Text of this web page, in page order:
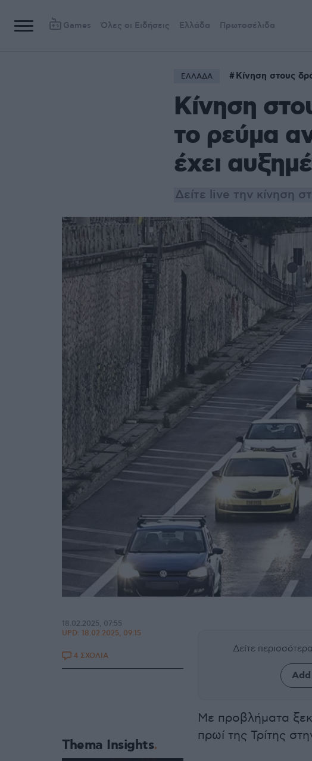
Games Όλες οι Ειδήσεις Ελλάδα Πρωτοσέλιδα
ΕΛΛΑΔΑ Κίνηση στους
Κίνηση
το ρεύμα
έχει
Δείτε live την κίνηση
Δείτε
Με προβλήματα
πρωί της Τρίτης
18.02.2025, 07:55
UPD: 18.02.2025, 09:15
4 ΣΧΟΛΙΑ
Thema Insights